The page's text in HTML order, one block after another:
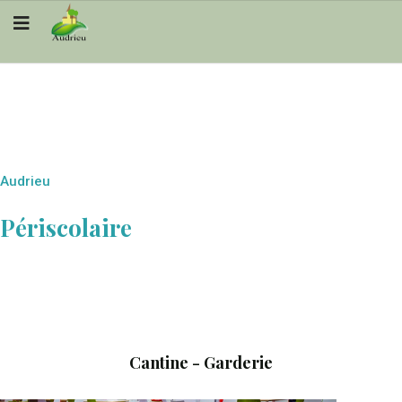
Audrieu
Périscolaire
Cantine - Garderie